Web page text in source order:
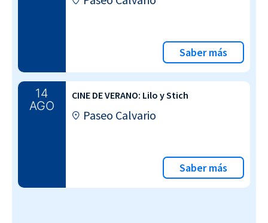
Saber más
14
AGO
CINE DE VERANO: Lilo y Stich
Paseo Calvario
Saber más